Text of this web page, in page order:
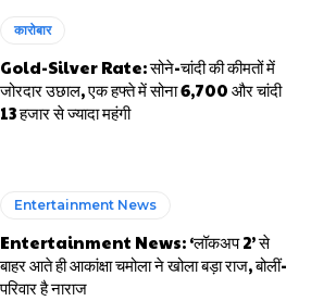
कारोबार
Gold-Silver Rate: सोने-चांदी की कीमतों में
जोरदार उछाल, एक हफ्ते में सोना ₹6,700 और चांदी
₹13 हजार से ज्यादा महंगी
Entertainment News
Entertainment News: ‘लॉकअप 2’ से
बाहर आते ही आकांक्षा चमोला ने खोला बड़ा राज, बोलीं-
परिवार है नाराज